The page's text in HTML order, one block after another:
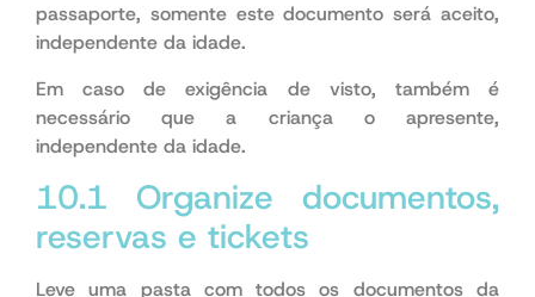
passaporte, somente este documento será aceito,
independente da idade.
Em caso de exigência de visto, também é
necessário que a criança o apresente,
independente da idade.
10.1 Organize documentos,
reservas e tickets
Leve uma pasta com todos os documentos da